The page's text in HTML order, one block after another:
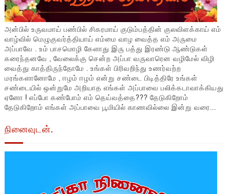
அன்பில் உருவமாய் பண்பில் சிகரமாய் குடும்பத்தின் குலவிளக்காய் எம்
வாழ்வில் மெழுகுவர்த்தியாய் எம்மை வாழ வைத்த எம் அருமை
அப்பாவே . உம் பாசமொழி கேளாது இரு பத்து இரண்டு ஆண்டுகள்
கரைந்தனவே , வேலைக்கு சென்ற அப்பா வருவாரென வழிமேல் விழி
வைத்து காத்திருந்தோமே . உங்கள் பிரிவறிந்து உணர்வற்ற
மரங்களானோமே , ஈழம் ஈழம் என்று சண்டை பிடித்திரே உங்கள்
சண்டையில் ஒன்றுமே அறியாத எங்கள் அப்பாவை பலிக்கடாவாக்கியது
ஏனோ ! எப்போ கண்போம் எம் தெய்வத்தை??? தேடுகிறோம்
தேடுகிறோம் எங்கள் அப்பாவை பூமியில் காணவில்லை இன்று வரை...
நினைவுடன்.